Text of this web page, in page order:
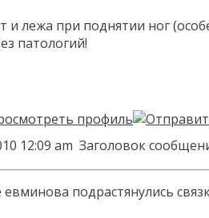
и лежа при поднятии ног
патологий!
12:09 am Заголовок
подрастянулись